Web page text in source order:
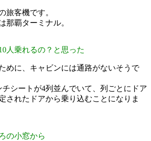
旅客機です。
那覇ターミナル。
人乗れるの？と思った
めに、キャビンには通路がないそうで
シートが4列並んでいて、列ごとにドア
されたドアから乗り込むことになりま
の小窓から